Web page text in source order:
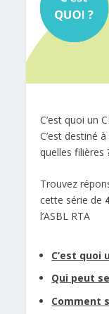
C’est quoi un
C’est destiné
quelles filières
Trouvez
cette série de
l’ASBL RTA
C’est quoi
Qui peut
Comment